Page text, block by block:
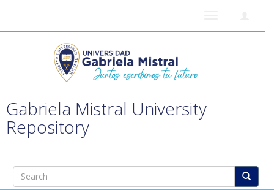
Gabriela Mistral University
Repository